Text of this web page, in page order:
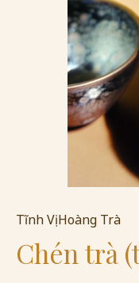
Tĩnh Vị Hoàng Trà
Chén trà